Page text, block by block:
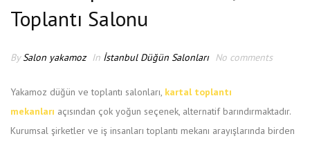
Toplantı Salonu
BySalon yakamoz In İstanbul Düğün Salonları No comments
Yakamoz düğün ve toplantı salonları, kartal toplantı
mekanları açısından çok yoğun seçenek, alternatif barındırmaktadır.
Kurumsal şirketler ve iş insanları toplantı mekanı arayışlarında birden